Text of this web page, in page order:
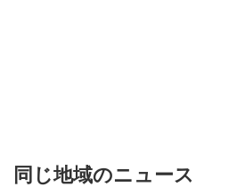
同じ地域のニュース